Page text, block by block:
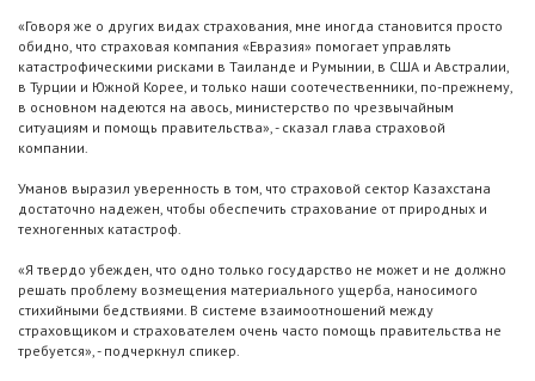
«Говоря же о других видах страхования, мне иногда становится просто
обидно, что страховая компания «Евразия» помогает управлять
катастрофическими рисками в Таиланде и Румынии, в США и Австралии,
в Турции и Южной Корее, и только наши соотечественники, по-прежнему,
в основном надеются на авось, министерство по чрезвычайным
ситуациям и помощь правительства», - сказал глава страховой
компании.
Уманов выразил уверенность в том, что страховой сектор Казахстана
достаточно надежен, чтобы обеспечить страхование от природных и
техногенных катастроф.
«Я твердо убежден, что одно только государство не может и не должно
решать проблему возмещения материального ущерба, наносимого
стихийными бедствиями. В системе взаимоотношений между
страховщиком и страхователем очень часто помощь правительства не
требуется», - подчеркнул спикер.